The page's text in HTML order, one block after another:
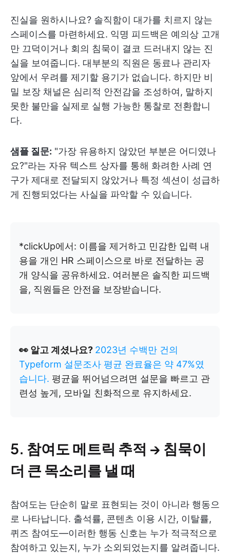
진실을 원하시나요? 솔직함이 대가를 치르지 않는
스페이스를 마련하세요. 익명 피드백은 예의상 고개
만 끄덕이거나 회의 침묵이 결코 드러내지 않는 진
실을 보여줍니다. 대부분의 직원은 동료나 관리자
앞에서 우려를 제기할 용기가 없습니다. 하지만 비
밀 보장 채널은 심리적 안전감을 조성하여, 말하지
못한 불만을 실제로 실행 가능한 통찰로 전환합니
다.
샘플 질문: "가장 유용하지 않았던 부분은 어디였나
요?"라는 자유 텍스트 상자를 통해 화려한 사례 연
구가 제대로 전달되지 않았거나 특정 섹션이 성급하
게 진행되었다는 사실을 파악할 수 있습니다.
*clickUp에서: 이름을 제거하고 민감한 입력 내
용을 개인 HR 스페이스으로 바로 전달하는 공
개 양식을 공유하세요. 여러분은 솔직한 피드백
을, 직원들은 안전을 보장받습니다.
👀 알고 계셨나요? 2023년 수백만 건의
Typeform 설문조사 평균 완료율은 약 47%였
습니다. 평균을 뛰어넘으려면 설문을 빠르고 관
련성 높게, 모바일 친화적으로 유지하세요.
5. 참여도 메트릭 추적 → 침묵이
더 큰 목소리를 낼 때
참여도는 단순히 말로 표현되는 것이 아니라 행동으
로 나타납니다. 출석률, 콘텐츠 이용 시간, 이탈률,
퀴즈 참여도—이러한 행동 신호는 누가 적극적으로
참여하고 있는지, 누가 소외되었는지를 알려줍니다.